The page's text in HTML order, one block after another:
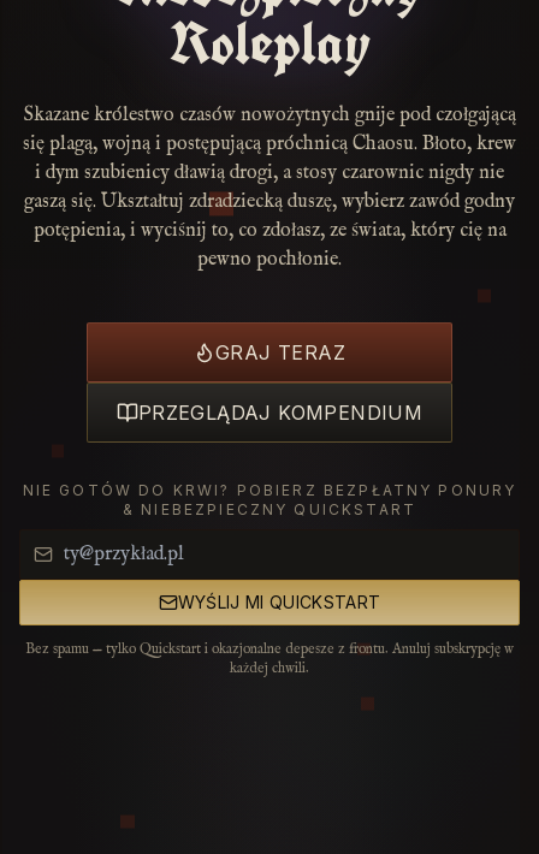
Roleplay
Skazane królestwo czasów nowożytnych gnije pod czołgającą
się plagą, wojną i postępującą próchnicą Chaosu. Błoto, krew
i dym szubienicy dławią drogi, a stosy czarownic nigdy nie
gaszą się. Ukształtuj zdradziecką duszę, wybierz zawód godny
potępienia, i wyciśnij to, co zdołasz, ze świata, który cię na
pewno pochłonie.
GRAJ TERAZ
PRZEGLĄDAJ KOMPENDIUM
NIE GOTÓW DO KRWI? POBIERZ BEZPŁATNY PONURY
& NIEBEZPIECZNY QUICKSTART
WYŚLIJ MI QUICKSTART
Bez spamu — tylko Quickstart i okazjonalne depesze z frontu. Anuluj subskrypcję w
każdej chwili.